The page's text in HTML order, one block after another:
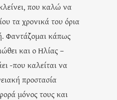
που καλώ να
τα χρονικά του όρια
Φαντάζομαι κάπως
και ο Ηλίας –
-που καλείται να
προστασία
μόνος τους και